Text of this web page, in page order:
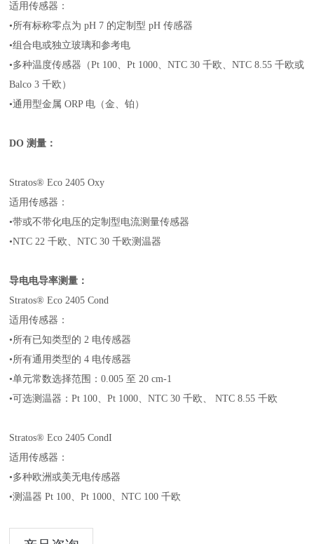
适用传感器：
•所有标称零点为 pH 7 的定制型 pH 传感器
•组合电或独立玻璃和参考电
•多种温度传感器（Pt 100、Pt 1000、NTC 30 千欧、NTC 8.55 千欧或
Balco 3 千欧）
•通用型金属 ORP 电（金、铂）
DO 测量：
Stratos® Eco 2405 Oxy
适用传感器：
•带或不带化电压的定制型电流测量传感器
•NTC 22 千欧、NTC 30 千欧测温器
导电电导率测量：
Stratos® Eco 2405 Cond
适用传感器：
•所有已知类型的 2 电传感器
•所有通用类型的 4 电传感器
•单元常数选择范围：0.005 至 20 cm-1
•可选测温器：Pt 100、Pt 1000、NTC 30 千欧、 NTC 8.55 千欧
Stratos® Eco 2405 CondI
适用传感器：
•多种欧洲或美无电传感器
•测温器 Pt 100、Pt 1000、NTC 100 千欧